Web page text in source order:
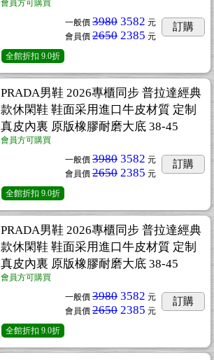
會員方可購買
一般價 3980 3582 元
會員價 2650 2385 元
訂購
全館折扣 9.0折
PRADA男鞋 2026專櫃同步 普拉達經典
款休閑鞋 鞋面采用進口牛皮材質 定制
真皮內裏 原版橡膠耐磨大底 38-45
會員方可購買
一般價 3980 3582 元
會員價 2650 2385 元
訂購
全館折扣 9.0折
PRADA男鞋 2026專櫃同步 普拉達經典
款休閑鞋 鞋面采用進口牛皮材質 定制
真皮內裏 原版橡膠耐磨大底 38-45
會員方可購買
一般價 3980 3582 元
會員價 2650 2385 元
訂購
全館折扣 9.0折